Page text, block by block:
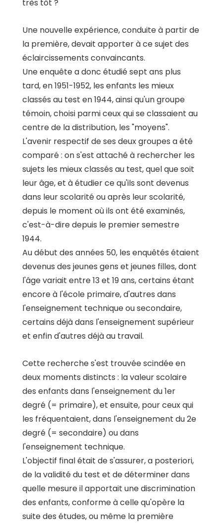
très tôt ?
Une nouvelle expérience, conduite à partir de
la première, devait apporter à ce sujet des
éclaircissements convaincants.
Une enquête a donc étudié sept ans plus
tard, en 1951-1952, les enfants les mieux
classés au test en 1944, ainsi qu'un groupe
témoin, choisi parmi ceux qui se classaient au
centre de la distribution, les "moyens".
L'avenir respectif de ses deux groupes a été
comparé : on s'est attaché à rechercher les
sujets les mieux classés au test, quel que soit
leur âge, et à étudier ce qu'ils sont devenus
dans leur scolarité ou après leur scolarité,
depuis le moment où ils ont été examinés,
c'est-à-dire depuis le premier semestre
1944.
Au début des années 50, les enquêtés étaient
devenus des jeunes gens et jeunes filles, dont
l'âge variait entre 13 et 19 ans, certains étant
encore à l'école primaire, d'autres dans
l'enseignement technique ou secondaire,
certains déjà dans l'enseignement supérieur
et enfin d'autres déjà au travail.
Cette recherche s'est trouvée scindée en
deux moments distincts : la valeur scolaire
des enfants dans l'enseignement du 1er
degré (= primaire), et ensuite, pour ceux qui
les fréquentaient, dans l'enseignement du 2e
degré (= secondaire) ou dans
l'enseignement technique.
L'objectif final était de s'assurer, a posteriori,
de la validité du test et de déterminer dans
quelle mesure il apportait une discrimination
des enfants, conforme à celle qu'opère la
suite des études, ou même la première